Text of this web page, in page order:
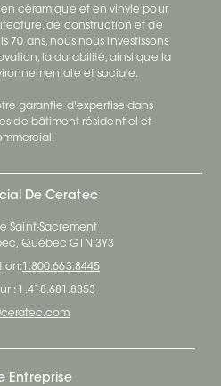
céramique et en vinyle pour
de construction et de
70 ans, nous nous investissons
la durabilité, ainsi que la
et sociale.
garantie d'expertise dans
de bâtiment résidentiel et
De Ceratec
Saint-Sacrement
Québec G1N 3Y3
1.800.663.8445
: 1.418.681.8853
Entreprise